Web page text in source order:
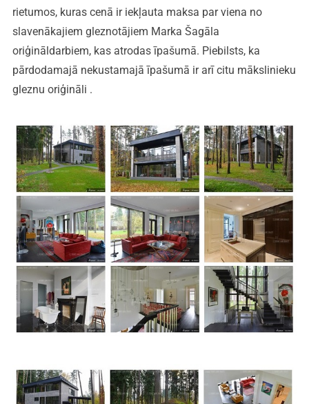
rietumos, kuras cenā ir iekļauta maksa par viena no
slavenākajiem gleznotājiem Marka Šagāla
oriģināldarbiem, kas atrodas īpašumā. Piebilsts, ka
pārdodamajā nekustamajā īpašumā ir arī citu mākslinieku
gleznu oriģināli .